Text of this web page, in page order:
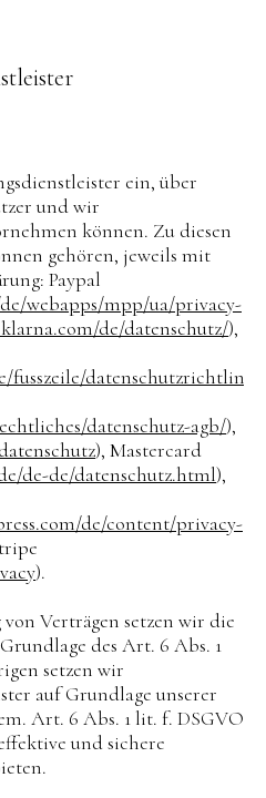
ein, über
und wir
können. Zu diesen
gehören, jeweils mit
Paypal
webapps/mpp/ua/privacy-
de/datenschutz/),
datenschutzrichtlinie/
datenschutz-agb/),
), Mastercard
de-de/datenschutz.html),
de/content/privacy-
).
Verträgen setzen wir die
des Art. 6 Abs. 1
setzen wir
auf Grundlage unserer
Art. 6 Abs. 1 lit. f. DSGVO
und sichere